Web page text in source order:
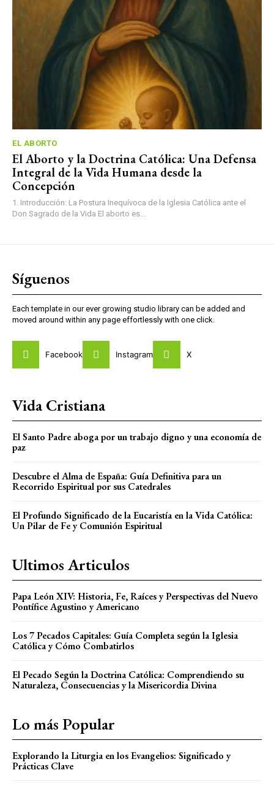
EL ABORTO
El Aborto y la Doctrina Católica: Una Defensa
Integral de la Vida Humana desde la
Concepción
1. Introducción: La Postura Inequívoca de la Iglesia Católica ante el
Don Sagrado de la Vida El aborto es...
Síguenos
Each template in our ever growing studio library can be added and
moved around within any page effortlessly with one click.
Facebook Instagram X
Vida Cristiana
El Santo Padre aboga por un trabajo digno y una economía de
paz
Descubre el Alma de España: Guía Definitiva para un
Recorrido Espiritual por sus Catedrales
El Profundo Significado de la Eucaristía en la Vida Católica:
Un Pilar de Fe y Comunión Espiritual
Ultimos Articulos
Papa León XIV: Historia, Fe, Raíces y Perspectivas del Nuevo
Pontífice Agustino y Americano
Los 7 Pecados Capitales: Guía Completa según la Iglesia
Católica y Cómo Combatirlos
El Pecado Según la Doctrina Católica: Comprendiendo su
Naturaleza, Consecuencias y la Misericordia Divina
Lo más Popular
Explorando la Liturgia en los Evangelios: Significado y
Prácticas Clave